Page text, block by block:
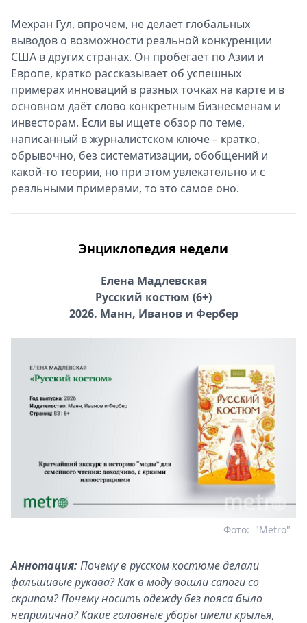
Мехран Гул, впрочем, не делает глобальных
выводов о возможности реальной конкуренции
США в других странах. Он пробегает по Азии и
Европе, кратко рассказывает об успешных
примерах инноваций в разных точках на карте и в
основном даёт слово конкретным бизнесменам и
инвесторам. Если вы ищете обзор по теме,
написанный в журналистском ключе – кратко,
обрывочно, без систематизации, обобщений и
какой-то теории, но при этом увлекательно и с
реальными примерами, то это самое оно.
Энциклопедия недели
Елена Мадлевская
Русский костюм (6+)
2026. Манн, Иванов и Фербер
"Metro"
Фото:
Аннотация:Почему в русском костюме делали
фальшивые рукава? Как в моду вошли сапоги со
скрипом? Почему носить одежду без пояса было
неприлично? Какие головные уборы имели крылья,